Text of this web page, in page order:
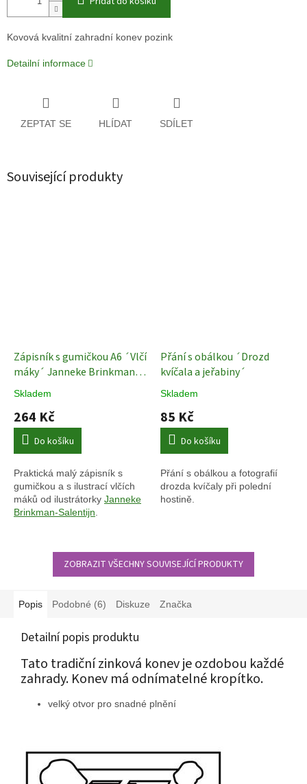
Kovová kvalitní zahradní konev pozink
Detailní informace
ZEPTAT SE HLÍDAT SDÍLET
Související produkty
Zápisník s gumičkou A6 ´Vlčí
máky´ Janneke Brinkman-
Salentijn
Skladem
264 Kč
Do košíku
Praktická malý zápisník s
gumičkou a s ilustrací vlčích
máků od ilustrátorky Janneke
Brinkman-Salentijn
Přání s obálkou ´Drozd
kvíčala a jeřabiny´
Skladem
85 Kč
Do košíku
Přání s obálkou a fotografií
drozda kvíčaly při polední
hostině.
ZOBRAZIT VŠECHNY SOUVISEJÍCÍ PRODUKTY
Popis Podobné (6) Diskuze Značka
Detailní popis produktu
Tato tradiční zinková konev je ozdobou každé
zahrady. Konev má odnímatelné kropítko.
velký otvor pro snadné plnění